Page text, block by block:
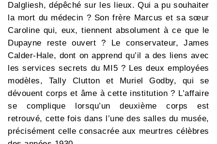
Dalgliesh, dépêché sur les lieux. Qui a pu souhaiter
la mort du médecin ? Son frère Marcus et sa sœur
Caroline qui, eux, tiennent absolument à ce que le
Dupayne reste ouvert ? Le conservateur, James
Calder-Hale, dont on apprend qu’il a des liens avec
les services secrets du MI5 ? Les deux employées
modèles, Tally Clutton et Muriel Godby, qui se
dévouent corps et âme à cette institution ? L’affaire
se complique lorsqu’un deuxième corps est
retrouvé, cette fois dans l’une des salles du musée,
précisément celle consacrée aux meurtres célèbres